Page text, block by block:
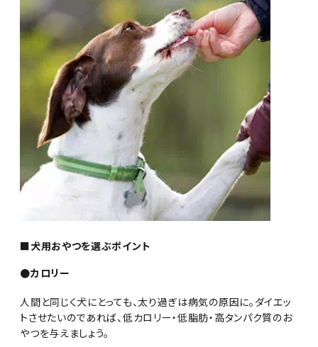
■犬用おやつを選ぶポイント
●カロリー
人間と同じく犬にとっても、太り過ぎは病気の原因に。ダイエッ
トさせたいのであれば、低カロリー・低脂肪・高タンパク質のお
やつを与えましょう。